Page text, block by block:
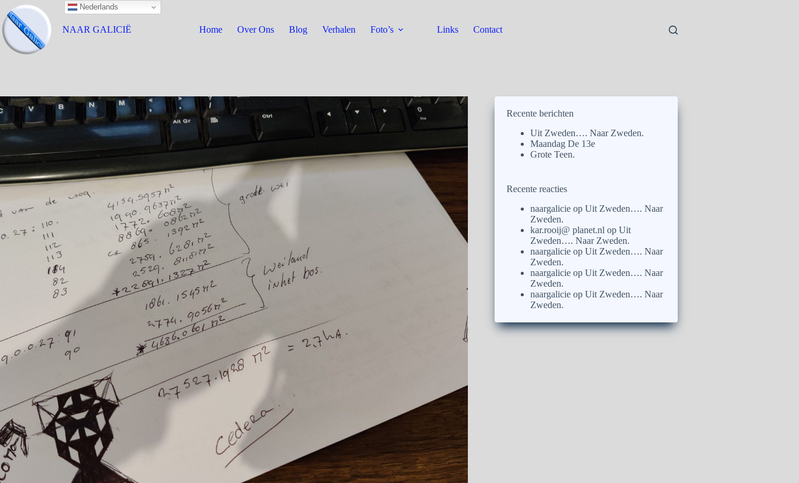
NAAR GALICIË Home Over Ons Blog Verhalen Foto’s Links Contact
Recente berichten
Uit Zweden…. Naar Zweden.
Maandag De 13e
Grote Teen.
Recente reacties
naargalicie opUit Zweden…. Naar
Zweden.
kar.rooij@ planet.nl opUit
Zweden…. Naar Zweden.
naargalicie opUit Zweden…. Naar
Zweden.
naargalicie opUit Zweden…. Naar
Zweden.
naargalicie opUit Zweden…. Naar
Zweden.
Nederlands